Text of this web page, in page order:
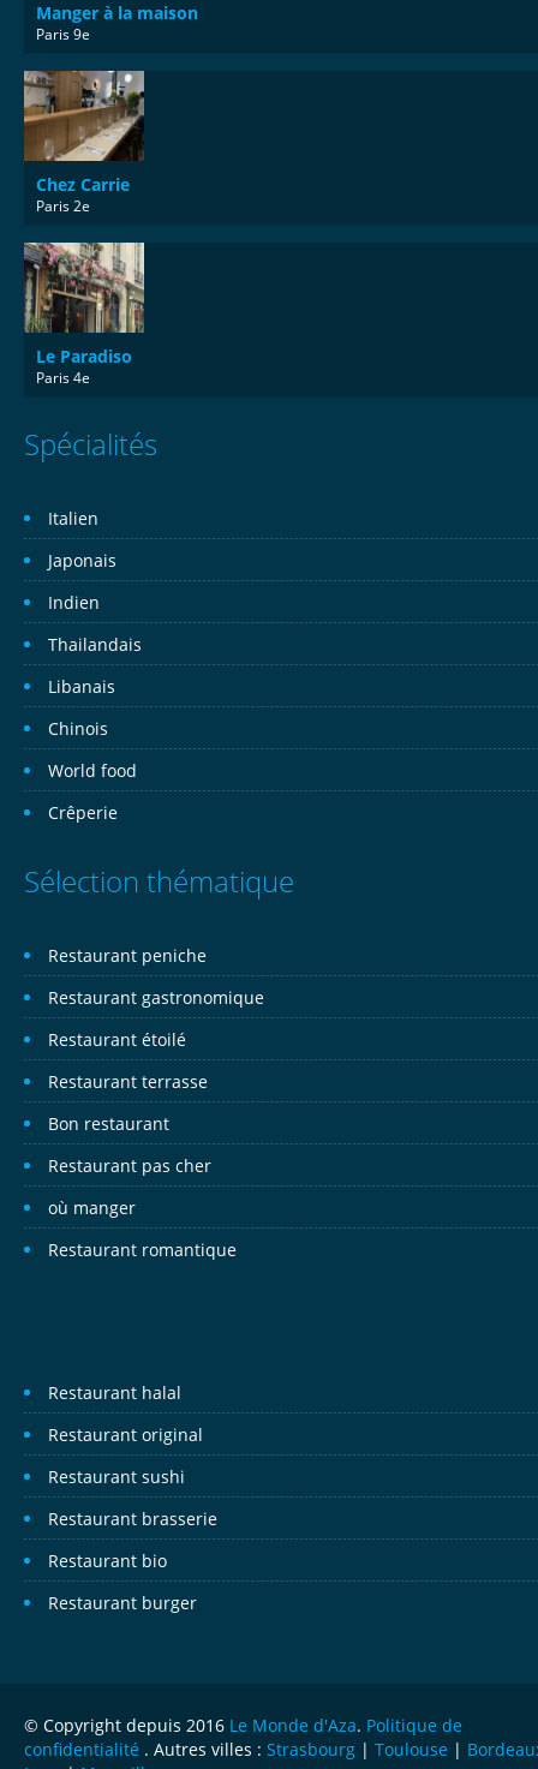
Manger à la maison
Paris 9e
Chez Carrie
Paris 2e
Le Paradiso
Paris 4e
Spécialités
Italien
Japonais
Indien
Thailandais
Libanais
Chinois
World food
Crêperie
Sélection thématique
Restaurant peniche
Restaurant gastronomique
Restaurant étoilé
Restaurant terrasse
Bon restaurant
Restaurant pas cher
où manger
Restaurant romantique
Restaurant halal
Restaurant original
Restaurant sushi
Restaurant brasserie
Restaurant bio
Restaurant burger
© Copyright depuis 2016 Le Monde d'Aza. Politique de
confidentialité . Autres villes : Strasbourg | Toulouse |